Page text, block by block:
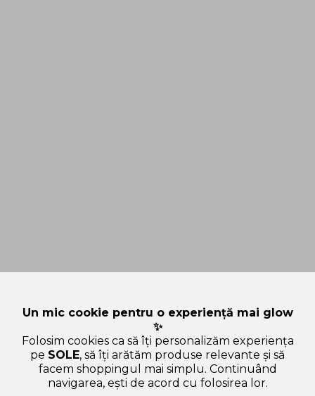
Un mic cookie pentru o experiență mai glow
✨
Folosim cookies ca să îți personalizăm experiența
pe SOLE, să îți arătăm produse relevante și să
facem shoppingul mai simplu. Continuând
navigarea, ești de acord cu folosirea lor.